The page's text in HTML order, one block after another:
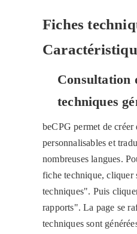
Fiches
Consultation
techniques
beCPG permet de créer
personnalisables et
nombreuses langues.
fiche technique, cliquer
techniques". Puis
rapports". La page se
techniques sont